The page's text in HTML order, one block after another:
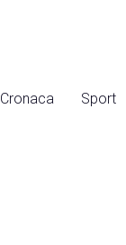
Cronaca Sport